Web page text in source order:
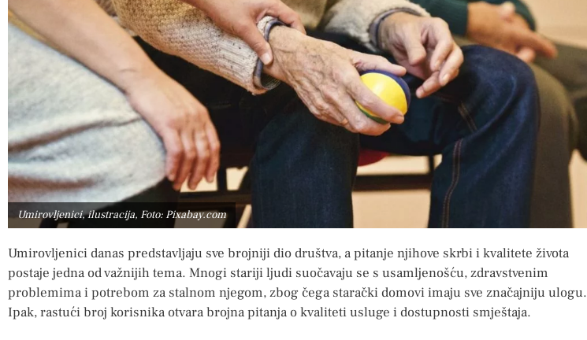
Umirovljenici, ilustracija, Foto: Pixabay.com
Umirovljenici danas predstavljaju sve brojniji dio društva, a pitanje njihove skrbi i kvalitete života
postaje jedna od važnijih tema. Mnogi stariji ljudi suočavaju se s usamljenošću, zdravstvenim
problemima i potrebom za stalnom njegom, zbog čega starački domovi imaju sve značajniju ulogu.
Ipak, rastući broj korisnika otvara brojna pitanja o kvaliteti usluge i dostupnosti smještaja.